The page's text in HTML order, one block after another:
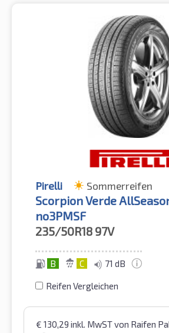
Pirelli Sommerreifen
Scorpion Verde
no3PMSF
235/50R18 97V
B C 71 dB
Reifen Vergleichen
€ 130,29 inkl. MwSTvon Raifen